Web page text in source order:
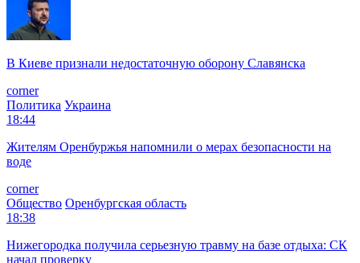
В Киеве признали недостаточную оборону Славянска
corner
Политика Украина
18:44
Жителям Оренбуржья напомнили о мерах безопасности на
воде
corner
Общество Оренбургская область
18:38
Нижегородка получила серьезную травму на базе отдыха: СК
начал проверку